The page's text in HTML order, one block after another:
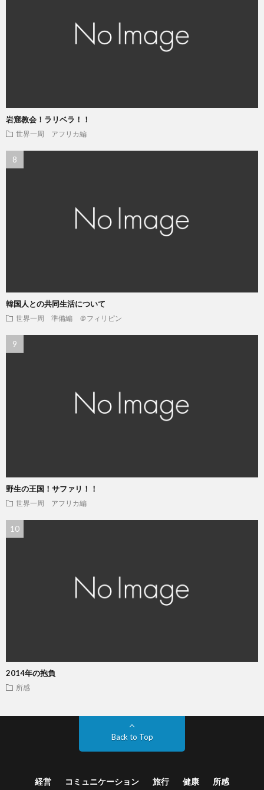
岩窟教会！ラリベラ！！
世界一周 アフリカ編
韓国人との共同生活について
世界一周 準備編 ＠フィリピン
野生の王国！サファリ！！
世界一周 アフリカ編
2014年の抱負
所感
Back to Top
経営 コミュニケーション 旅行 健康 所感